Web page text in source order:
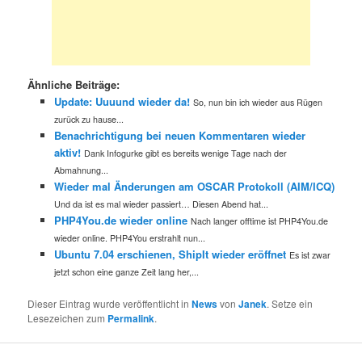
Ähnliche Beiträge:
Update: Uuuund wieder da! So, nun bin ich wieder aus Rügen
zurück zu hause...
Benachrichtigung bei neuen Kommentaren wieder
aktiv! Dank Infogurke gibt es bereits wenige Tage nach der
Abmahnung...
Wieder mal Änderungen am OSCAR Protokoll (AIM/ICQ)
Und da ist es mal wieder passiert… Diesen Abend hat...
PHP4You.de wieder online Nach langer offtime ist PHP4You.de
wieder online. PHP4You erstrahlt nun...
Ubuntu 7.04 erschienen, ShipIt wieder eröffnet Es ist zwar
jetzt schon eine ganze Zeit lang her,...
Dieser Eintrag wurde veröffentlicht inNewsvonJanek. Setze ein
Lesezeichen zum Permalink.